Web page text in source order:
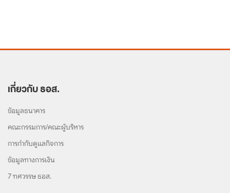
เกี่ยวกับ ธอส.
ข้อมูลธนาคาร
คณะกรรมการ/คณะผู้บริหาร
การกำกับดูแลกิจการ
ข้อมูลทางการเงิน
7 ทศวรรษ ธอส.